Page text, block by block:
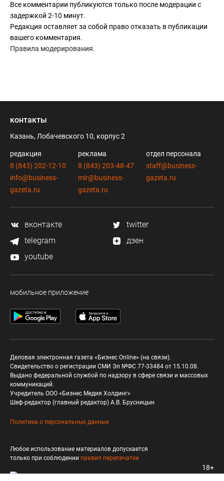
Все комментарии публикуются только после модерации с
задержкой 2-10 минут.
Редакция оставляет за собой право отказать в публикации
вашего комментария.
Правила модерирования.
контакты
Казань, Лобачевского 10, корпус 2
редакция
8 (843) 202-12-10
info@business-
gazeta.ru
реклама
8 (843) 203-48-47
mir@business-
gazeta.ru
отдел персонала
staff@business-
gazeta.ru
вконтакте
twitter
telegram
дзен
youtube
мобильное приложение
Деловая электронная газета «Бизнес Online» (на связи).
Свидетельство о регистрации СМИ Эл №ФС 77-33484 от 15.10.08.
Выдано федеральной службой по надзору в сфере связи и массовых
коммуникаций.
Учредитель ООО «Бизнес Медия Холдинг»
Шеф-редактор (главный редактор) А.В. Брусницын
Политика о персональных данных
Любое использование материалов допускается
только при соблюдении правил перепечатки
18+